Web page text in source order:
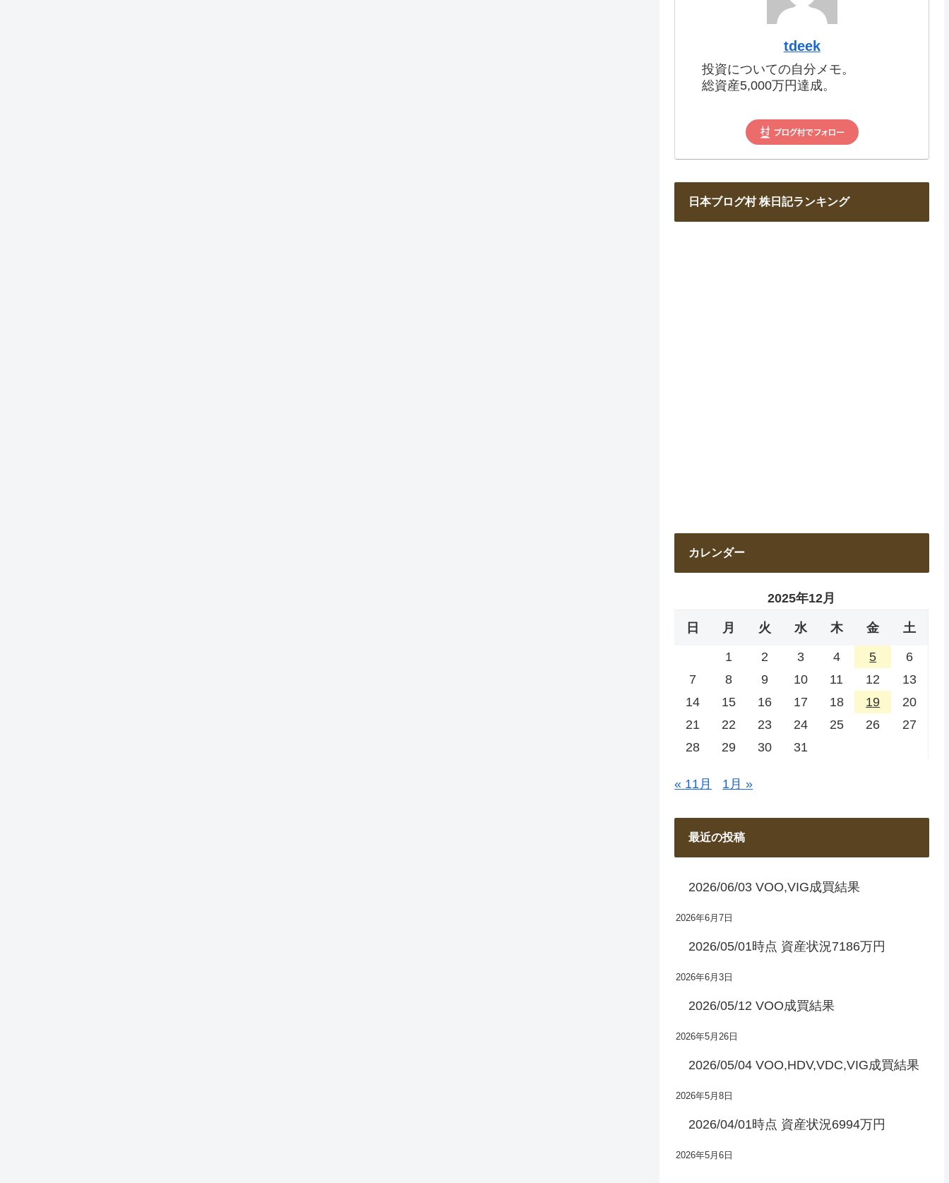
tdeek
投資についての自分メモ。
総資産5,000万円達成。
日本ブログ村 株日記ランキング
カレンダー
2025年12月
日 月 火 水 木 金 土
1 2 3 4 5
6
7
8 9 10 11 12
13
14
15 16 17 18 19
20
21
22 23 24 25 26
27
28
29 30 31
« 11月 1月 »
最近の投稿
2026/06/03 VOO,VIG成買結果
2026年6月7日
2026/05/01時点 資産状況7186万円
2026年6月3日
2026/05/12 VOO成買結果
2026年5月26日
2026/05/04 VOO,HDV,VDC,VIG成買結果
2026年5月8日
2026/04/01時点 資産状況6994万円
2026年5月6日